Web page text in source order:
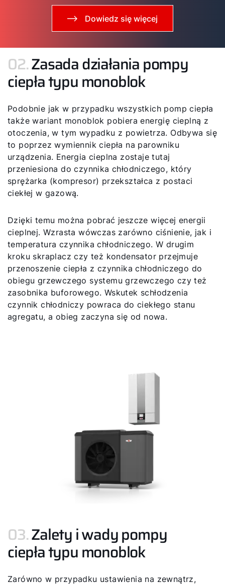
Dowiedz się więcej
02.Zasada działania pompy
ciepła typu monoblok
Podobnie jak w przypadku wszystkich pomp ciepła
także wariant monoblok pobiera energię cieplną z
otoczenia, w tym wypadku z powietrza. Odbywa się
to poprzez wymiennik ciepła na parowniku
urządzenia. Energia cieplna zostaje tutaj
przeniesiona do czynnika chłodniczego, który
sprężarka (kompresor) przekształca z postaci
ciekłej w gazową.
Dzięki temu można pobrać jeszcze więcej energii
cieplnej. Wzrasta wówczas zarówno ciśnienie, jak i
temperatura czynnika chłodniczego. W drugim
kroku skraplacz czy też kondensator przejmuje
przenoszenie ciepła z czynnika chłodniczego do
obiegu grzewczego systemu grzewczego czy też
zasobnika buforowego. Wskutek schłodzenia
czynnik chłodniczy powraca do ciekłego stanu
agregatu, a obieg zaczyna się od nowa.
03.Zalety i wady pompy
ciepła typu monoblok
Zarówno w przypadku ustawienia na zewnątrz,
Przydatne linki